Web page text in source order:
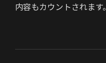
内容もカウントされます。